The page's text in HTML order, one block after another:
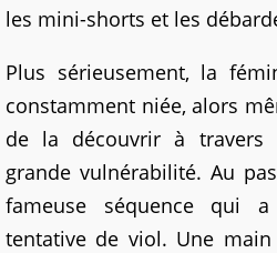
les mini-shorts et les
Plus sérieusement, la
constamment niée, alors
de la découvrir à
grande vulnérabilité. Au
fameuse séquence qui
tentative de viol. Une